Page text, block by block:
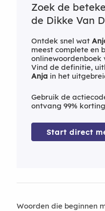
Zoek de
de Dikke Van
Ontdek snel wat
meest complete en
onlinewoordenboek
Vind de definitie,
Anja in het
Gebruik de
ontvang 99%
Start direct
Woorden die beginnen